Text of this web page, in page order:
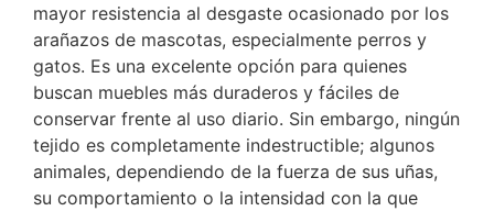
mayor resistencia al desgaste ocasionado por los
arañazos de mascotas, especialmente perros y
gatos. Es una excelente opción para quienes
buscan muebles más duraderos y fáciles de
conservar frente al uso diario. Sin embargo, ningún
tejido es completamente indestructible; algunos
animales, dependiendo de la fuerza de sus uñas,
su comportamiento o la intensidad con la que